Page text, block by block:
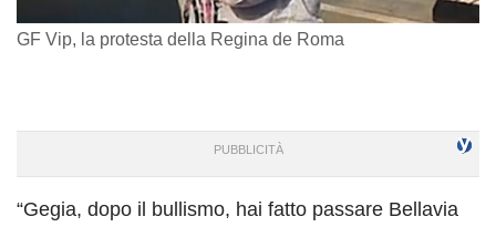
GF Vip, la protesta della Regina de Roma
“Gegia, dopo il bullismo, hai fatto passare Bellavia